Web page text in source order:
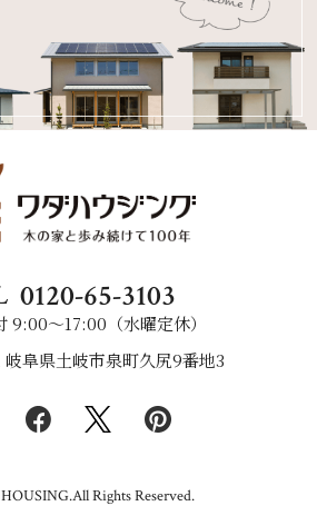
0120-65-3103
9:00〜17:00（水曜定休）
阜県土岐市泉町久尻9番地3
Rights Reserved.